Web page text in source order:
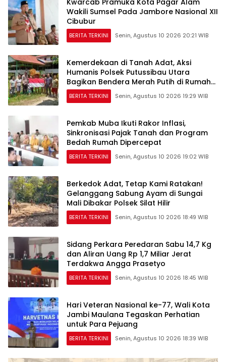
Wakili Sumsel Pada Jambore Nasional XII
Cibubur
BERITA TERKINI Senin, Agustus 10 2026 20:21 WIB
Kemerdekaan di Tanah Adat, Aksi
Humanis Polsek Putussibau Utara
Bagikan Bendera Merah Putih di Rumah
Betang
BERITA TERKINI Senin, Agustus 10 2026 19:29 WIB
Pemkab Muba Ikuti Rakor Inflasi,
Sinkronisasi Pajak Tanah dan Program
Bedah Rumah Dipercepat
BERITA TERKINI Senin, Agustus 10 2026 19:02 WIB
Berkedok Adat, Tetap Kami Ratakan!
Gelanggang Sabung Ayam di Sungai
Mali Dibakar Polsek Silat Hilir
BERITA TERKINI Senin, Agustus 10 2026 18:49 WIB
Sidang Perkara Peredaran Sabu 14,7 Kg
dan Aliran Uang Rp 1,7 Miliar Jerat
Terdakwa Angga Prasetyo
BERITA TERKINI Senin, Agustus 10 2026 18:45 WIB
Hari Veteran Nasional ke-77, Wali Kota
Jambi Maulana Tegaskan Perhatian
untuk Para Pejuang
BERITA TERKINI Senin, Agustus 10 2026 18:39 WIB